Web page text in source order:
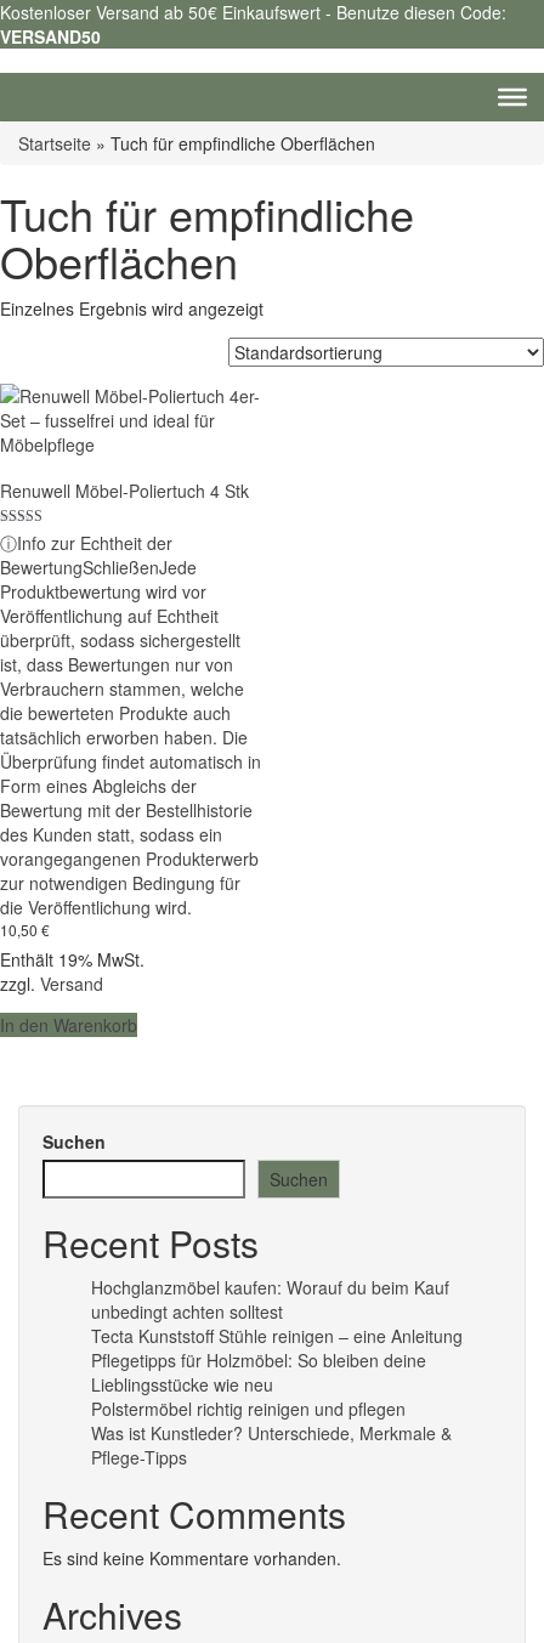
Kostenloser Versand ab 50€ Einkaufswert - Benutze diesen Code:
VERSAND50
Startseite » Tuch für empfindliche Oberflächen
Tuch für empfindliche
Oberflächen
Einzelnes Ergebnis wird angezeigt
Renuwell Möbel-Poliertuch 4 Stk
Bewertet mit
5.00
von 5
ⓘInfo zur Echtheit der
BewertungSchließenJede
Produktbewertung wird vor
Veröffentlichung auf Echtheit
überprüft, sodass sichergestellt
ist, dass Bewertungen nur von
Verbrauchern stammen, welche
die bewerteten Produkte auch
tatsächlich erworben haben. Die
Überprüfung findet automatisch in
Form eines Abgleichs der
Bewertung mit der Bestellhistorie
des Kunden statt, sodass ein
vorangegangenen Produkterwerb
zur notwendigen Bedingung für
die Veröffentlichung wird.
10,50 €
Enthält 19% MwSt.
zzgl. Versand
In den Warenkorb
Suchen
Suchen
Recent Posts
Hochglanzmöbel kaufen: Worauf du beim Kauf
unbedingt achten solltest
Tecta Kunststoff Stühle reinigen – eine Anleitung
Pflegetipps für Holzmöbel: So bleiben deine
Lieblingsstücke wie neu​
Polstermöbel richtig reinigen und pflegen
Was ist Kunstleder? Unterschiede, Merkmale &
Pflege-Tipps
Recent Comments
Es sind keine Kommentare vorhanden.
Archives